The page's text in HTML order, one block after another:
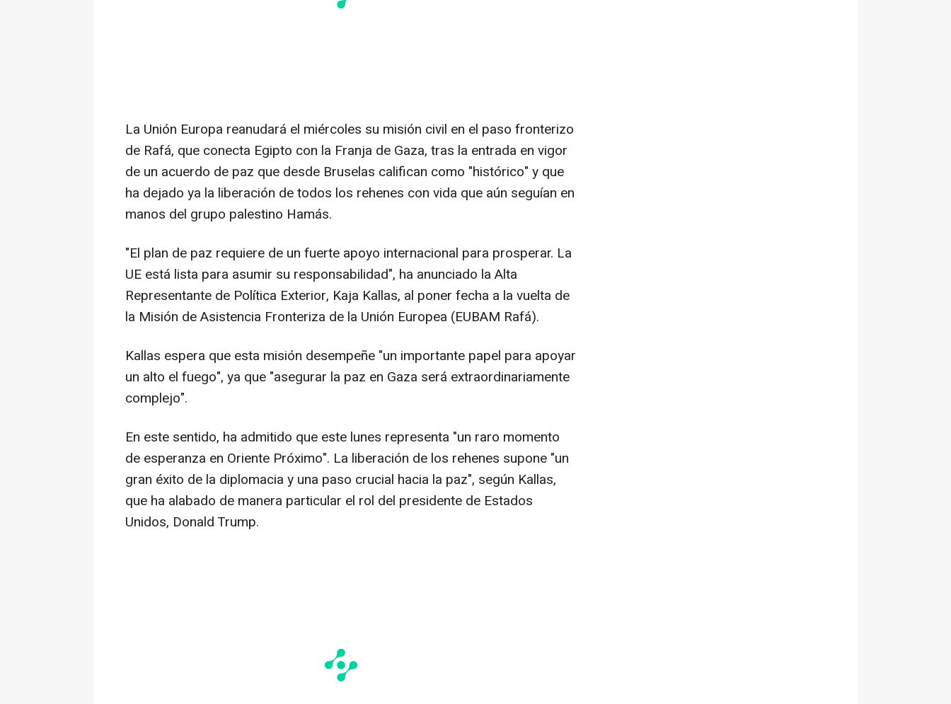
La Unión Europa reanudará el miércoles su misión civil en el paso fronterizo
de Rafá, que conecta Egipto con la Franja de Gaza, tras la entrada en vigor
de un acuerdo de paz que desde Bruselas califican como "histórico" y que
ha dejado ya la liberación de todos los rehenes con vida que aún seguían en
manos del grupo palestino Hamás.
"El plan de paz requiere de un fuerte apoyo internacional para prosperar. La
UE está lista para asumir su responsabilidad", ha anunciado la Alta
Representante de Política Exterior, Kaja Kallas, al poner fecha a la vuelta de
la Misión de Asistencia Fronteriza de la Unión Europea (EUBAM Rafá).
Kallas espera que esta misión desempeñe "un importante papel para apoyar
un alto el fuego", ya que "asegurar la paz en Gaza será extraordinariamente
complejo".
En este sentido, ha admitido que este lunes representa "un raro momento
de esperanza en Oriente Próximo". La liberación de los rehenes supone "un
gran éxito de la diplomacia y una paso crucial hacia la paz", según Kallas,
que ha alabado de manera particular el rol del presidente de Estados
Unidos, Donald Trump.